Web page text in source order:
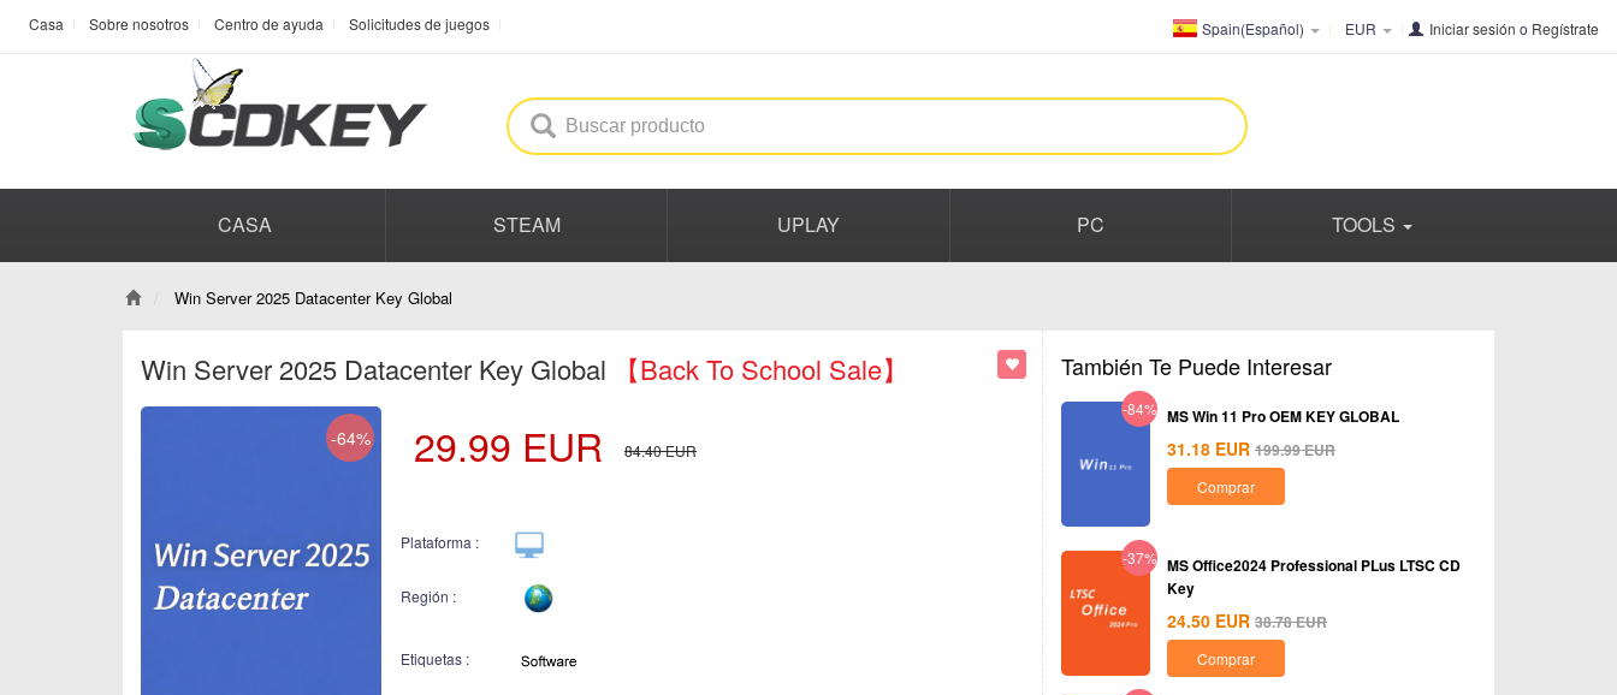
Casa Sobre nosotros Centro de ayuda Solicitudes de juegos Spain(Español) EUR Iniciar sesión o Regístrate
CASA STEAM UPLAY PC TOOLS
Win Server 2025 Datacenter Key Global
Win Server 2025 Datacenter Key Global 【Back To School Sale】
-64% 29.99 EUR 84.40EUR
Plataforma :
Región :
Etiquetas :
También Te Puede Interesar
-84% MS Win 11 Pro OEM KEY GLOBAL
31.18 EUR 199.99EUR
Comprar
-37% MS Office2024 Professional PLus LTSC CD
Key
24.50 EUR 38.78EUR
Comprar